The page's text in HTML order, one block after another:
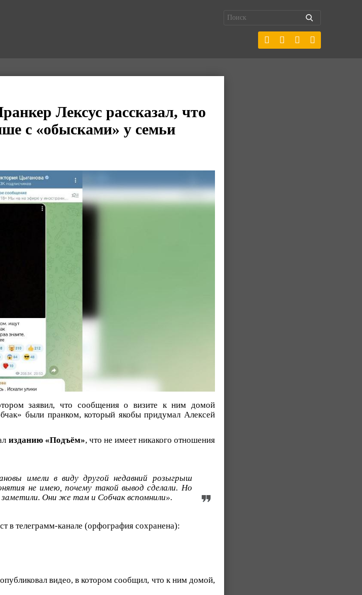
Лексус рассказал, что
с «обысками» у семьи
заявил, что сообщения о визите к ним домой
были пранком, который якобы придумал Алексей
изданию «Подъём», что не имеет никакого отношения
имели в виду другой недавний розыгрыш
не имею, почему такой вывод сделали. Но
Они же там и Собчак вспомнили».
в телеграмм-канале (орфография сохранена):
видео, в котором сообщил, что к ним домой,